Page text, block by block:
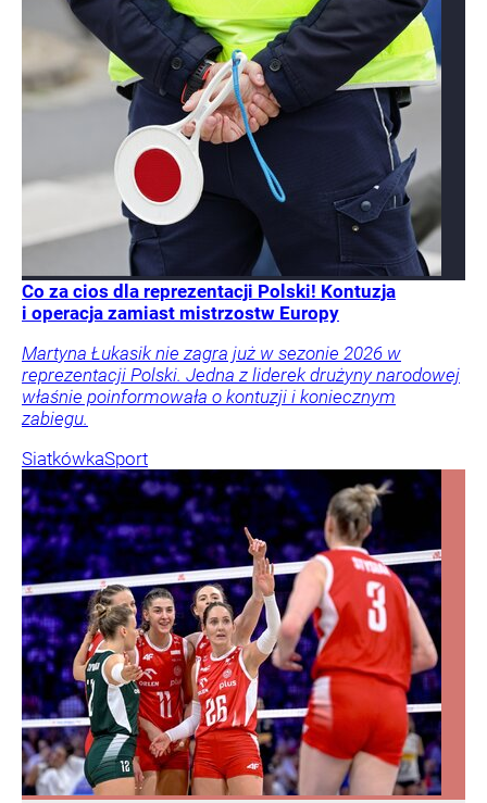
Co za cios dla reprezentacji Polski! Kontuzja
i operacja zamiast mistrzostw Europy
Martyna Łukasik nie zagra już w sezonie 2026 w
reprezentacji Polski. Jedna z liderek drużyny narodowej
właśnie poinformowała o kontuzji i koniecznym
zabiegu.
SiatkówkaSport